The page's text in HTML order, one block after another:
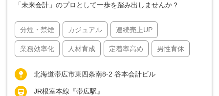
「未来会計」のプロとして一歩を踏み出しませんか？
分煙・禁煙 カジュアル 連続売上UP
業務効率化 人材育成 定着率高め 男性育休
北海道帯広市東四条南8-2 谷本会計ビル
JR根室本線『帯広駅』